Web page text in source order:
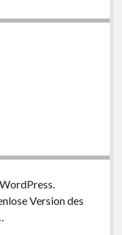
Version des